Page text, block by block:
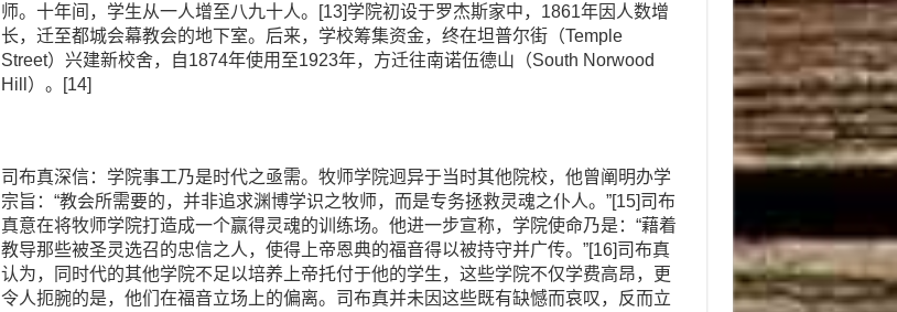
师。十年间，学生从一人增至八九十人。[13]学院初设于罗杰斯家中，1861年因人数增
长，迁至都城会幕教会的地下室。后来，学校筹集资金，终在坦普尔街（Temple
Street）兴建新校舍，自1874年使用至1923年，方迁往南诺伍德山（South Norwood
Hill）。[14]
司布真深信：学院事工乃是时代之亟需。牧师学院迥异于当时其他院校，他曾阐明办学
宗旨：“教会所需要的，并非追求渊博学识之牧师，而是专务拯救灵魂之仆人。”[15]司布
真意在将牧师学院打造成一个赢得灵魂的训练场。他进一步宣称，学院使命乃是：“藉着
教导那些被圣灵选召的忠信之人，使得上帝恩典的福音得以被持守并广传。”[16]司布真
认为，同时代的其他学院不足以培养上帝托付于他的学生，这些学院不仅学费高昂，更
令人扼腕的是，他们在福音立场上的偏离。司布真并未因这些既有缺憾而哀叹，反而立